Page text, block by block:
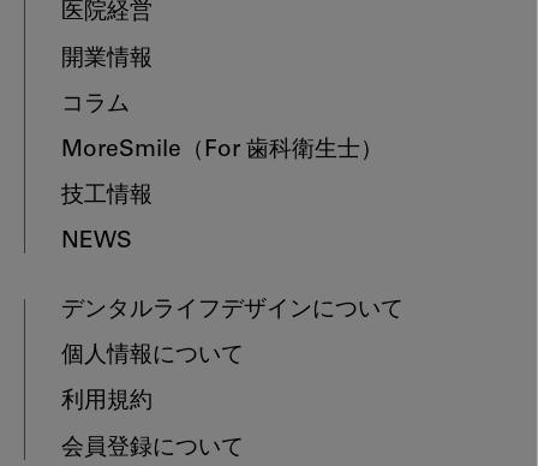
医院経営
開業情報
コラム
MoreSmile （For 歯科衛生士）
技工情報
NEWS
デンタルライフデザインについて
個人情報について
利用規約
会員登録について